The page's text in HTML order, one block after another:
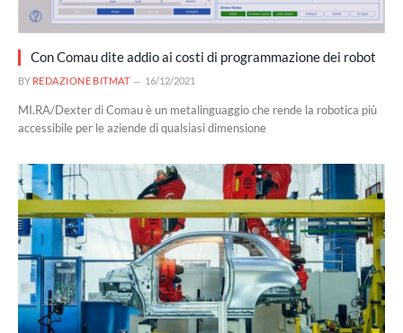
Con Comau dite addio ai costi di programmazione dei robot
BY REDAZIONE BITMAT 16/12/2021
MI.RA/Dexter di Comau è un metalinguaggio che rende la robotica più
accessibile per le aziende di qualsiasi dimensione